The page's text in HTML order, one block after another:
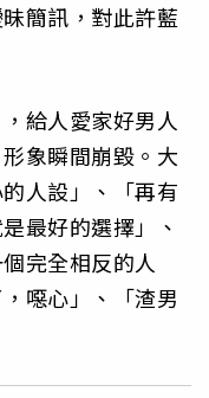
簡訊，對此許藍
給人愛家好男人
象瞬間崩毀。大
人設」、「再有
最好的選擇」、
完全相反的人
噁心」、「渣男